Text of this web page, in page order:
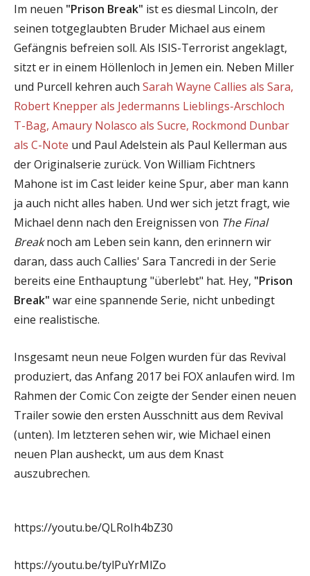
Im neuen "Prison Break" ist es diesmal Lincoln, der
seinen totgeglaubten Bruder Michael aus einem
Gefängnis befreien soll. Als ISIS-Terrorist angeklagt,
sitzt er in einem Höllenloch in Jemen ein. Neben Miller
und Purcell kehren auch Sarah Wayne Callies als Sara,
Robert Knepper als Jedermanns Lieblings-Arschloch
T-Bag, Amaury Nolasco als Sucre, Rockmond Dunbar
als C-Note und Paul Adelstein als Paul Kellerman aus
der Originalserie zurück. Von William Fichtners
Mahone ist im Cast leider keine Spur, aber man kann
ja auch nicht alles haben. Und wer sich jetzt fragt, wie
Michael denn nach den Ereignissen von The Final
Breaknoch am Leben sein kann, den erinnern wir
daran, dass auch Callies' Sara Tancredi in der Serie
bereits eine Enthauptung "überlebt" hat. Hey, "Prison
Break" war eine spannende Serie, nicht unbedingt
eine realistische.
Insgesamt neun neue Folgen wurden für das Revival
produziert, das Anfang 2017 bei FOX anlaufen wird. Im
Rahmen der Comic Con zeigte der Sender einen neuen
Trailer sowie den ersten Ausschnitt aus dem Revival
(unten). Im letzteren sehen wir, wie Michael einen
neuen Plan ausheckt, um aus dem Knast
auszubrechen.
https://youtu.be/QLRoIh4bZ30
https://youtu.be/tylPuYrMlZo